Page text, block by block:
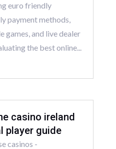
euro friendly
payment methods,
games, and live dealer
the best online...
casino ireland
player guide
casinos -